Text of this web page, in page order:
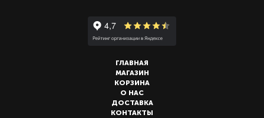
ГЛАВНАЯ
МАГАЗИН
КОРЗИНА
О НАС
ДОСТАВКА
КОНТАКТЫ